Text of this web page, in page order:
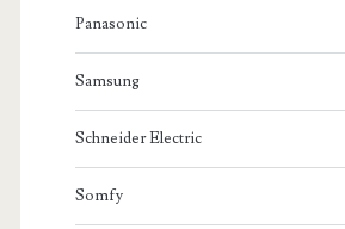
Panasonic
Samsung
Schneider Electric
Somfy